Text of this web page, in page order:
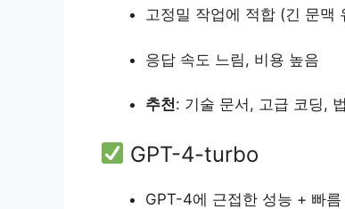
고정밀 작업에 적합 (긴 문맥
응답 속도 느림, 비용 높음
추천: 기술 문서, 고급 코딩,
GPT-4-turbo
GPT-4에 근접한 성능 + 빠